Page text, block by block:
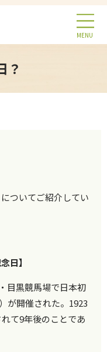
MENU
？
ついてご紹介してい
日】
目黒競馬場で日本初
が開催された。1923
て9年後のことであ